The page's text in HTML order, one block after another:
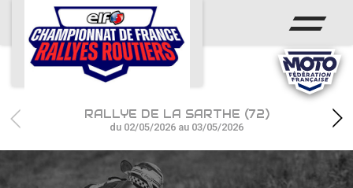
ACCUEIL
ACTUS
CALENDRIER
CHAMPIONNAT
RÉSULTATS
RALLYE DE LA SARTHE (72)
du 02/05/2026 au 03/05/2026